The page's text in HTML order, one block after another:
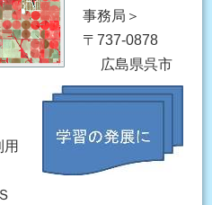
事務局＞
〒737-0878
広島県呉市